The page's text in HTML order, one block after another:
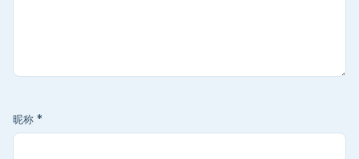
昵称 *